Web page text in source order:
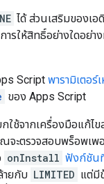
ได้ ส่วนเสริมของเอ
ารให้สิทธิ์อย่างใดอย่า
Script พารามิเตอร์
ของ Apps Script
ใช้จากเครื่องมือแก้ไ
จะตรวจสอบพร็อพเพ
onInstall ฟังก์ชัน
ายกับ LIMITED แต่มี